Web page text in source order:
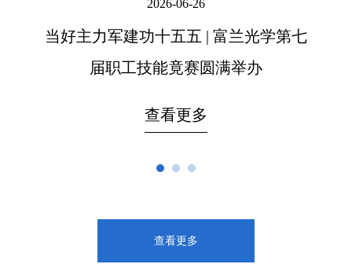
2026-06-26
当好主力军建功十五五 | 富兰光学第七
届职工技能竟赛圆满举办
查看更多
查看更多